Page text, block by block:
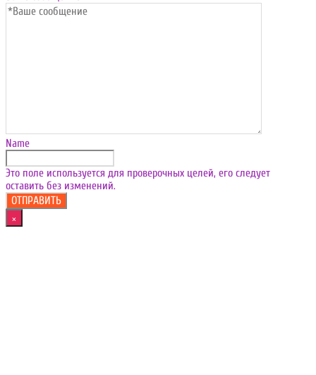
Name
Это поле используется для проверочных целей, его следует
оставить без изменений.
×